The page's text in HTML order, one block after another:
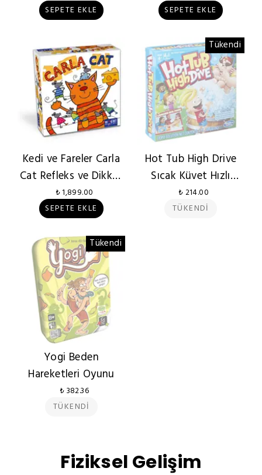
SEPETE EKLE SEPETE EKLE
Kedi ve Fareler Carla
Cat Refleks ve Dikkat
Oyunu
₺ 1,899.00
SEPETE EKLE
Tükendi
Hot Tub High Drive
Sıcak Küvet Hızlı
Sürücü
₺ 214.00
TÜKENDİ
Tükendi
Yogi Beden
Hareketleri Oyunu
₺ 382.36
TÜKENDİ
Fiziksel Gelişim